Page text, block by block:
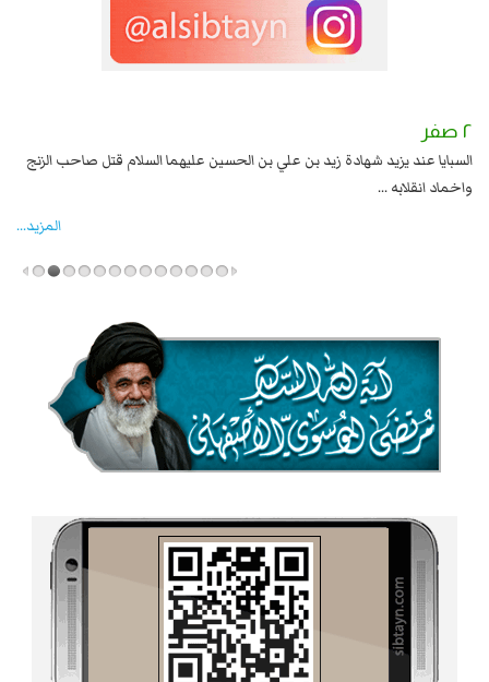
٢ صفر
السبايا عند يزيد شهادة زيد بن علي بن الحسين عليهما السلام قتل صاحب الزنج
واخماد انقلابه ...
المزید...